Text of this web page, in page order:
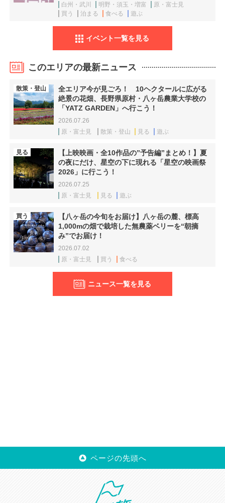
白州・武川
明野・須玉・増富
原・富士見
買う
泊まる 食べる 遊ぶ
イベント一覧を見る
このエリアの最新ニュース
散策・登山
全エリア今が見ごろ！ 10ヘクタールに広がる
絶景の花畑、長野県原村・八ヶ岳農業大学校の
「YATZ GARDEN」へ行こう！
2026.07.26
原・富士見
散策・登山 見る 遊ぶ
見る
【上映映画・全10作品の”予告編”まとめ！】夏
の夜にだけ、星空の下に現れる「星空の映画祭
2026」に行こう！
2026.07.25
原・富士見
見る 遊ぶ
買う
【八ヶ岳の今旬をお届け】八ヶ岳の麓、標高
1,000mの畑で栽培した無農薬ベリーを“朝摘
み”でお届け！
2026.07.02
原・富士見
買う 食べる
ニュース一覧を見る
ページの先頭へ